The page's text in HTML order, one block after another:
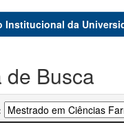
Institucional da
de Busca